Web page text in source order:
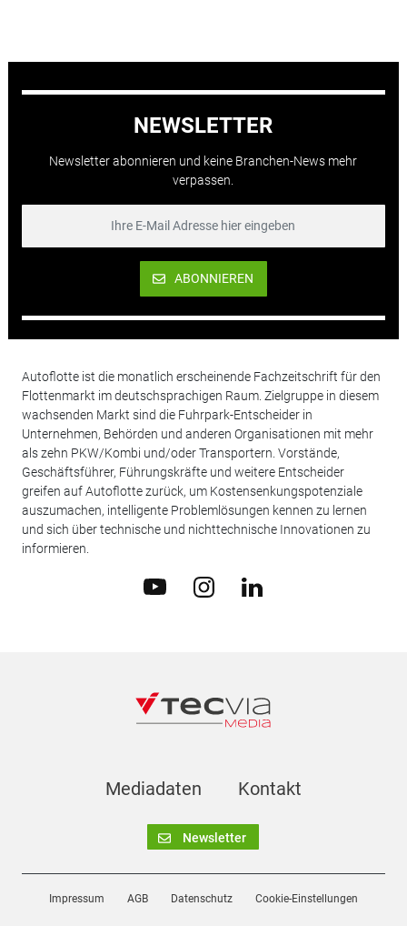
NEWSLETTER
Newsletter abonnieren und keine Branchen-News mehr
verpassen.
ABONNIEREN
Autoflotte ist die monatlich erscheinende Fachzeitschrift für den
Flottenmarkt im deutschsprachigen Raum. Zielgruppe in diesem
wachsenden Markt sind die Fuhrpark-Entscheider in
Unternehmen, Behörden und anderen Organisationen mit mehr
als zehn PKW/Kombi und/oder Transportern. Vorstände,
Geschäftsführer, Führungskräfte und weitere Entscheider
greifen auf Autoflotte zurück, um Kostensenkungspotenziale
auszumachen, intelligente Problemlösungen kennen zu lernen
und sich über technische und nichttechnische Innovationen zu
informieren.
Mediadaten Kontakt
Newsletter
Impressum AGB Datenschutz Cookie-Einstellungen